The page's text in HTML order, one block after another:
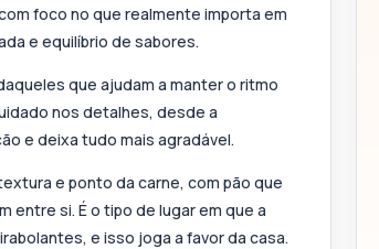
foco no que realmente importa em
e equilíbrio de sabores.
que ajudam a manter o ritmo
nos detalhes, desde a
e deixa tudo mais agradável.
e ponto da carne, com pão que
entre si. É o tipo de lugar em que a
e isso joga a favor da casa.